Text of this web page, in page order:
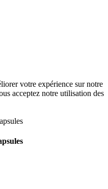
votre expérience sur notre
acceptez notre utilisation des